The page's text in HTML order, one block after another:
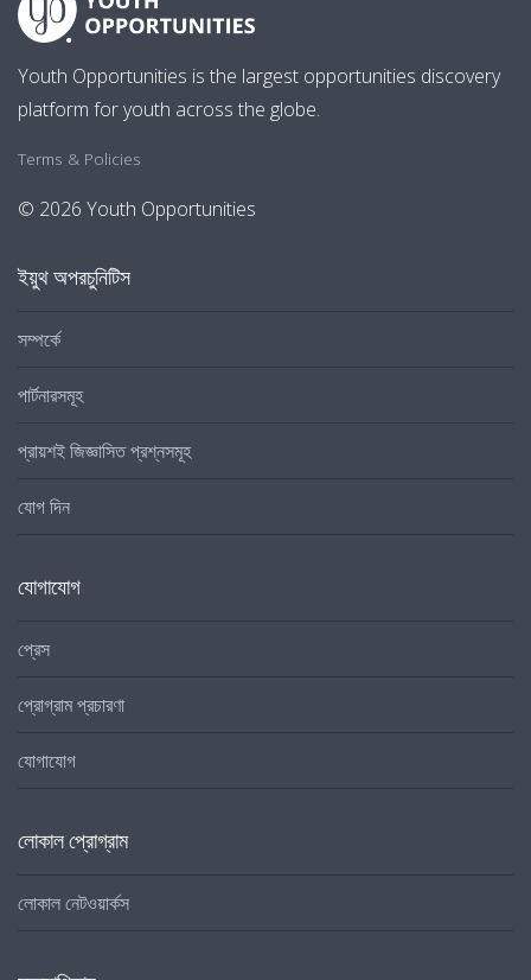
Youth Opportunities is the largest opportunities discovery
platform for youth across the globe.
Terms & Policies
© 2026 Youth Opportunities
ইয়ুথ অপরচুনিটিস
সম্পর্কে
পার্টনারসমূহ
প্রায়শই জিজ্ঞাসিত প্রশ্নসমূহ
যোগ দিন
যোগাযোগ
প্রেস
প্রোগ্রাম প্রচারণা
যোগাযোগ
লোকাল প্রোগ্রাম
লোকাল নেটওয়ার্কস